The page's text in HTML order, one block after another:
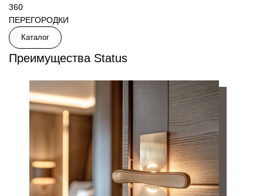
360
ПЕРЕГОРОДКИ
Каталог
Преимущества Status